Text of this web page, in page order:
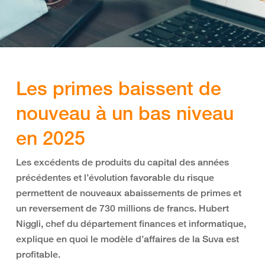
Les primes baissent de
nouveau à un bas niveau
en 2025
Les excédents de produits du capital des années
précédentes et l’évolution favorable du risque
permettent de nouveaux abaissements de primes et
un reversement de 730 millions de francs. Hubert
Niggli, chef du département finances et informatique,
explique en quoi le modèle d’affaires de la Suva est
profitable.